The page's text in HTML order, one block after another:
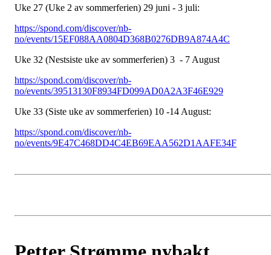
Uke 27 (Uke 2 av sommerferien) 29 juni - 3 juli:
https://spond.com/discover/nb-
no/events/15EF088AA0804D368B0276DB9A874A4C
Uke 32 (Nestsiste uke av sommerferien) 3 - 7 August
https://spond.com/discover/nb-
no/events/39513130F8934FD099AD0A2A3F46E929
Uke 33 (Siste uke av sommerferien) 10 -14 August:
https://spond.com/discover/nb-
no/events/9E47C468DD4C4EB69EAA562D1AAFE34F